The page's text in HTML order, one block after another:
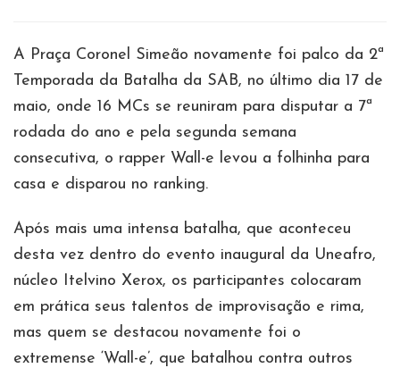
A Praça Coronel Simeão novamente foi palco da 2ª
Temporada da Batalha da SAB, no último dia 17 de
maio, onde 16 MCs se reuniram para disputar a 7ª
rodada do ano e pela segunda semana
consecutiva, o rapper Wall-e levou a folhinha para
casa e disparou no ranking.
Após mais uma intensa batalha, que aconteceu
desta vez dentro do evento inaugural da Uneafro,
núcleo Itelvino Xerox, os participantes colocaram
em prática seus talentos de improvisação e rima,
mas quem se destacou novamente foi o
extremense ‘Wall-e’, que batalhou contra outros